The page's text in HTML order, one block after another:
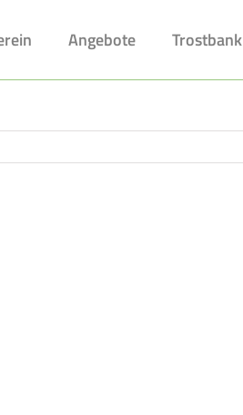
Angebote Trostbank